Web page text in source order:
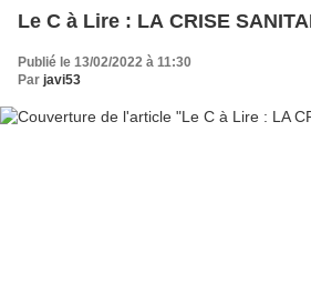
Le C à Lire : LA CRISE
Publié le 13/02/2022 à 11:30
Par javi53